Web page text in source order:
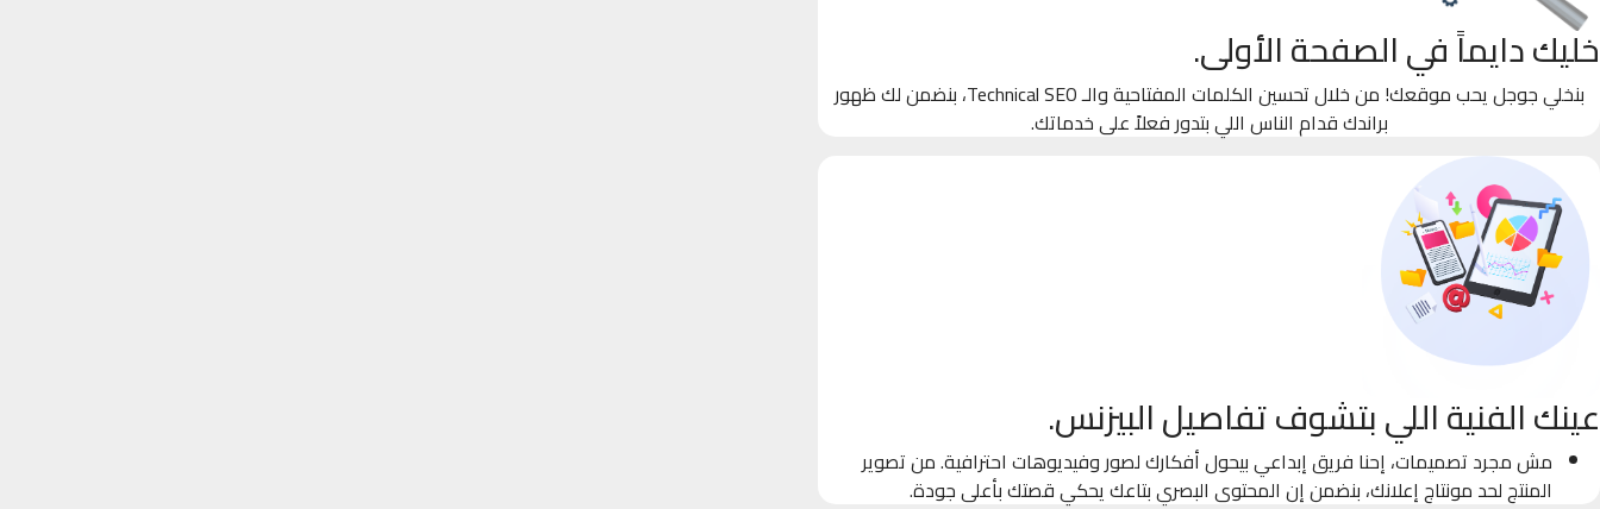
خليك دايماً في الصفحة الأولى.
بنخلي جوجل يحب موقعك! من خلال تحسين الكلمات المفتاحية والـ Technical SEO، بنضمن لك ظهور
براندك قدام الناس اللي بتدور فعلاً على خدماتك.
عينك الفنية اللي بتشوف تفاصيل البيزنس.
مش مجرد تصميمات، إحنا فريق إبداعي بيحول أفكارك لصور وفيديوهات احترافية. من تصوير
المنتج لحد مونتاج إعلانك، بنضمن إن المحتوى البصري بتاعك يحكي قصتك بأعلى جودة.